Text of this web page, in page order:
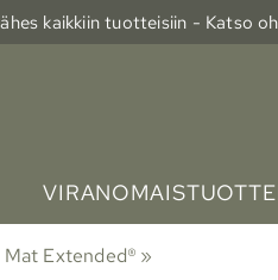
kaikkiin tuotteisiin - Katso
Extended® ‪»